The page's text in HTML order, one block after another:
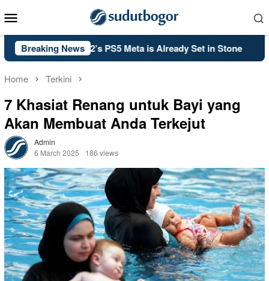
to
Menu
Breaking News
Black Ops 2’s PS5 Meta is Already Set in Stone
Home Terkini
7 Khasiat Renang untuk Bayi yang
Akan Membuat Anda Terkejut
Admin
6 March 2025
186 views